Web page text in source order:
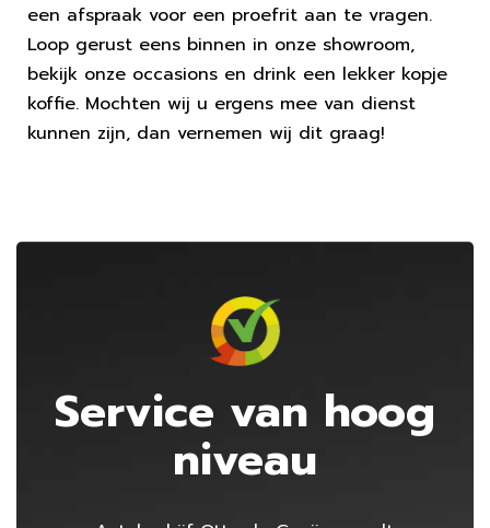
een afspraak voor een proefrit aan te vragen.
Loop gerust eens binnen in onze showroom,
bekijk onze occasions en drink een lekker kopje
koffie. Mochten wij u ergens mee van dienst
kunnen zijn, dan vernemen wij dit graag!
Service van hoog
niveau